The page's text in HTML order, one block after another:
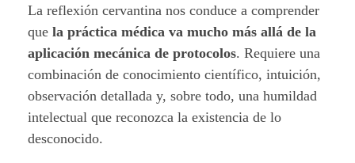
n
l
a
m
e
La reflexión cervantina nos conduce a comprender
que la práctica médica va mucho más allá de la
aplicación mecánica de protocolos. Requiere una
combinación de conocimiento científico, intuición,
observación detallada y, sobre todo, una humildad
intelectual que reconozca la existencia de lo
desconocido.